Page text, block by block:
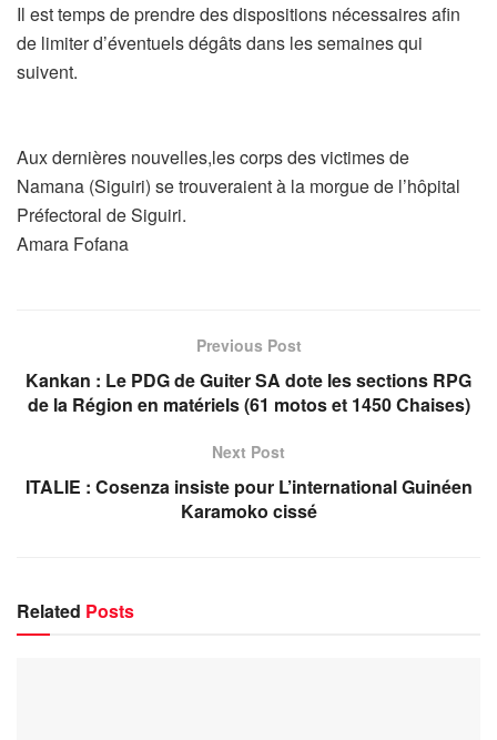
Il est temps de prendre des dispositions nécessaires afin
de limiter d’éventuels dégâts dans les semaines qui
suivent.
Aux dernières nouvelles,les corps des victimes de
Namana (Siguiri) se trouveraient à la morgue de l’hôpital
Préfectoral de Siguiri.
Amara Fofana
Previous Post
Kankan : Le PDG de Guiter SA dote les sections RPG
de la Région en matériels (61 motos et 1450 Chaises)
Next Post
ITALIE : Cosenza insiste pour L’international Guinéen
Karamoko cissé
Related Posts